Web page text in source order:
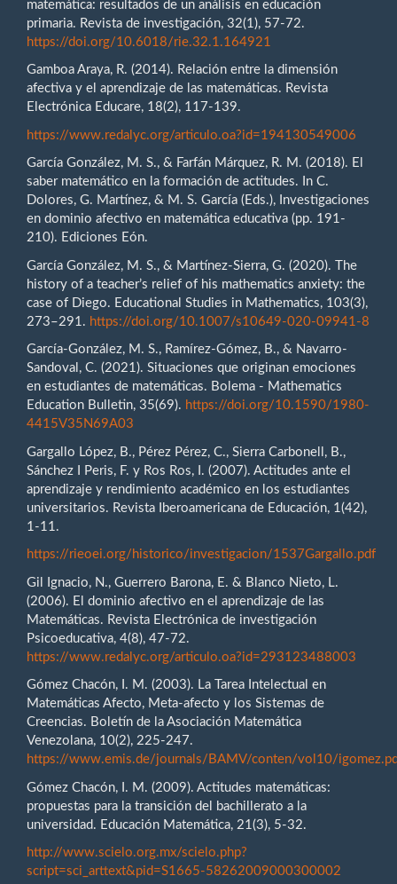
matemática: resultados de un análisis en educación
primaria. Revista de investigación, 32(1), 57-72.
https://doi.org/10.6018/rie.32.1.164921
Gamboa Araya, R. (2014). Relación entre la dimensión
afectiva y el aprendizaje de las matemáticas. Revista
Electrónica Educare, 18(2), 117-139.
https://www.redalyc.org/articulo.oa?id=194130549006
García González, M. S., & Farfán Márquez, R. M. (2018). El
saber matemático en la formación de actitudes. In C.
Dolores, G. Martínez, & M. S. García (Eds.), Investigaciones
en dominio afectivo en matemática educativa (pp. 191-
210). Ediciones Eón.
García González, M. S., & Martínez-Sierra, G. (2020). The
history of a teacher’s relief of his mathematics anxiety: the
case of Diego. Educational Studies in Mathematics, 103(3),
273–291. https://doi.org/10.1007/s10649-020-09941-8
García-González, M. S., Ramírez-Gómez, B., & Navarro-
Sandoval, C. (2021). Situaciones que originan emociones
en estudiantes de matemáticas. Bolema - Mathematics
Education Bulletin, 35(69). https://doi.org/10.1590/1980-
4415V35N69A03
Gargallo López, B., Pérez Pérez, C., Sierra Carbonell, B.,
Sánchez I Peris, F. y Ros Ros, I. (2007). Actitudes ante el
aprendizaje y rendimiento académico en los estudiantes
universitarios. Revista Iberoamericana de Educación, 1(42),
1-11.
https://rieoei.org/historico/investigacion/1537Gargallo.pdf
Gil Ignacio, N., Guerrero Barona, E. & Blanco Nieto, L.
(2006). El dominio afectivo en el aprendizaje de las
Matemáticas. Revista Electrónica de investigación
Psicoeducativa, 4(8), 47-72.
https://www.redalyc.org/articulo.oa?id=293123488003
Gómez Chacón, I. M. (2003). La Tarea Intelectual en
Matemáticas Afecto, Meta-afecto y los Sistemas de
Creencias. Boletín de la Asociación Matemática
Venezolana, 10(2), 225-247.
https://www.emis.de/journals/BAMV/conten/vol10/
Gómez Chacón, I. M. (2009). Actitudes matemáticas:
propuestas para la transición del bachillerato a la
universidad. Educación Matemática, 21(3), 5-32.
http://www.scielo.org.mx/scielo.php?
script=sci_arttext&pid=S1665-58262009000300002